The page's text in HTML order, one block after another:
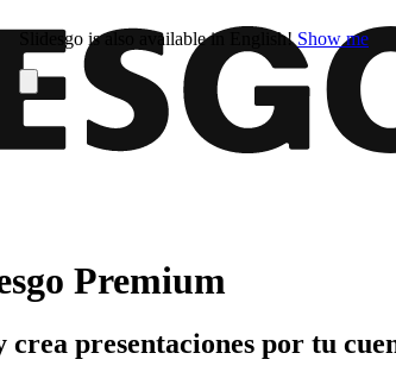
Slidesgo is also available in English! Show me
Premium
presentaciones por tu